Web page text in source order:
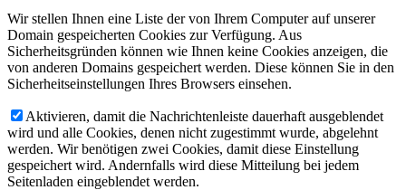
Wir stellen Ihnen eine Liste der von Ihrem Computer auf unserer
Domain gespeicherten Cookies zur Verfügung. Aus
Sicherheitsgründen können wie Ihnen keine Cookies anzeigen, die
von anderen Domains gespeichert werden. Diese können Sie in den
Sicherheitseinstellungen Ihres Browsers einsehen.
Aktivieren, damit die Nachrichtenleiste dauerhaft ausgeblendet
wird und alle Cookies, denen nicht zugestimmt wurde, abgelehnt
werden. Wir benötigen zwei Cookies, damit diese Einstellung
gespeichert wird. Andernfalls wird diese Mitteilung bei jedem
Seitenladen eingeblendet werden.